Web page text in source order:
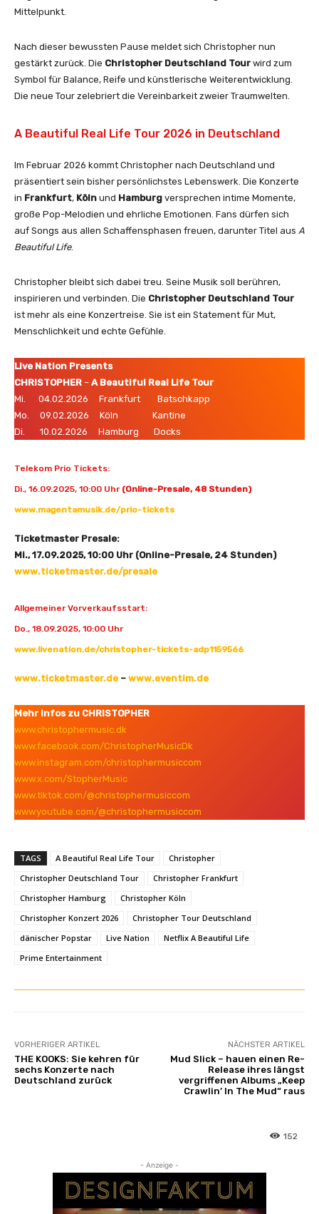
Mittelpunkt.
Nach dieser bewussten Pause meldet sich Christopher nun
gestärkt zurück. Die Christopher Deutschland Tour wird zum
Symbol für Balance, Reife und künstlerische Weiterentwicklung.
Die neue Tour zelebriert die Vereinbarkeit zweier Traumwelten.
A Beautiful Real Life Tour 2026 in Deutschland
Im Februar 2026 kommt Christopher nach Deutschland und
präsentiert sein bisher persönlichstes Lebenswerk. Die Konzerte
in Frankfurt, Köln und Hamburg versprechen intime Momente,
große Pop-Melodien und ehrliche Emotionen. Fans dürfen sich
auf Songs aus allen Schaffensphasen freuen, darunter Titel aus A
Beautiful Life.
Christopher bleibt sich dabei treu. Seine Musik soll berühren,
inspirieren und verbinden. Die Christopher Deutschland Tour
ist mehr als eine Konzertreise. Sie ist ein Statement für Mut,
Menschlichkeit und echte Gefühle.
Live Nation Presents
CHRISTOPHER – A Beautiful Real Life Tour
Mi. 04.02.2026 Frankfurt Batschkapp
Mo. 09.02.2026 Köln Kantine
Di. 10.02.2026 Hamburg Docks
Telekom Prio Tickets:
Di., 16.09.2025, 10:00 Uhr (Online-Presale, 48 Stunden)
www.magentamusik.de/prio-tickets
Ticketmaster Presale:
Mi., 17.09.2025, 10:00 Uhr (Online-Presale, 24 Stunden)
www.ticketmaster.de/presale
Allgemeiner Vorverkaufsstart:
Do., 18.09.2025, 10:00 Uhr
www.livenation.de/christopher-tickets-adp1159566
www.ticketmaster.de – www.eventim.de
Mehr Infos zu CHRISTOPHER
www.christophermusic.dk
www.facebook.com/ChristopherMusicDk
www.instagram.com/christophermusiccom
www.x.com/StopherMusic
www.tiktok.com/@christophermusiccom
www.youtube.com/@christophermusiccom
TAGS A Beautiful Real Life Tour
Christopher
Christopher Deutschland Tour
Christopher Frankfurt
Christopher Hamburg
Christopher Köln
Christopher Konzert 2026
Christopher Tour Deutschland
dänischer Popstar
Live Nation
Netflix A Beautiful Life
Prime Entertainment
VORHERIGER ARTIKEL
THE KOOKS: Sie kehren für
sechs Konzerte nach
Deutschland zurück
NÄCHSTER ARTIKEL
Mud Slick – hauen einen Re-
Release ihres längst
vergriffenen Albums „Keep
Crawlin’ In The Mud“ raus
152
- Anzeige -